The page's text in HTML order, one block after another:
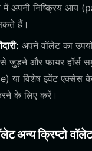
में अपनी निष्क्रिय आय
हैं।
अपने वॉलेट का
से जुड़ने और फायर हॉर्स
या विशेष इवेंट एक्सेस के
के लिए करें।
अन्य क्रिप्टो